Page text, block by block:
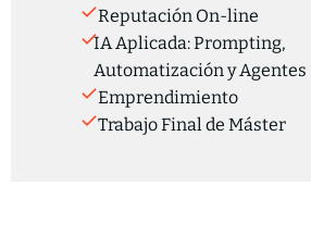
Reputación On-line
IA Aplicada: Prompting,
Automatización y Agentes
Emprendimiento
Trabajo Final de Máster